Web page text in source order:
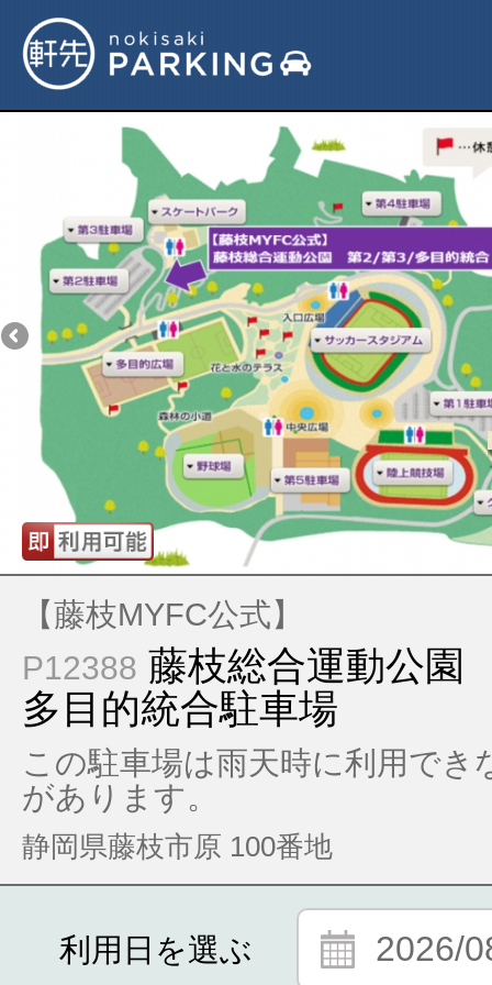
【藤枝MYFC公式】
P12388 藤枝総合運動公
多目的統合駐車場
この駐車場は雨天時に利用でき
があります。
静岡県藤枝市原 100番地
利用日を選ぶ 2026/